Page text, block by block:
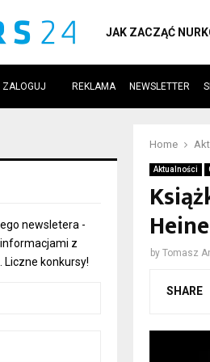
JAK ZACZĄĆ
ZALOGUJ REKLAMA NEWSLETTER
Home
Aktualności
byTomasz
SHARE
newsletera -
z
konkursy!